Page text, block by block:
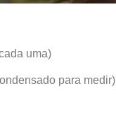
uma)
para medir)